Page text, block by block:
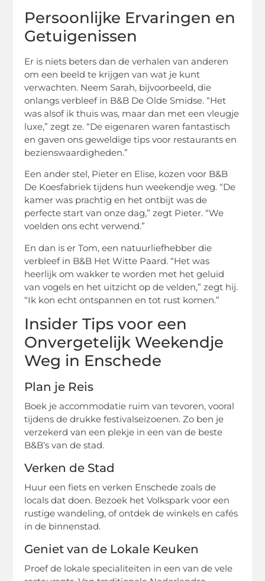
Persoonlijke Ervaringen en
Getuigenissen
Er is niets beters dan de verhalen van anderen
om een beeld te krijgen van wat je kunt
verwachten. Neem Sarah, bijvoorbeeld, die
onlangs verbleef in B&B De Olde Smidse. “Het
was alsof ik thuis was, maar dan met een vleugje
luxe,” zegt ze. “De eigenaren waren fantastisch
en gaven ons geweldige tips voor restaurants en
bezienswaardigheden.”
Een ander stel, Pieter en Elise, kozen voor B&B
De Koesfabriek tijdens hun weekendje weg. “De
kamer was prachtig en het ontbijt was de
perfecte start van onze dag,” zegt Pieter. “We
voelden ons echt verwend.”
En dan is er Tom, een natuurliefhebber die
verbleef in B&B Het Witte Paard. “Het was
heerlijk om wakker te worden met het geluid
van vogels en het uitzicht op de velden,” zegt hij.
“Ik kon echt ontspannen en tot rust komen.”
Insider Tips voor een
Onvergetelijk Weekendje
Weg in Enschede
Plan je Reis
Boek je accommodatie ruim van tevoren, vooral
tijdens de drukke festivalseizoenen. Zo ben je
verzekerd van een plekje in een van de beste
B&B’s van de stad.
Verken de Stad
Huur een fiets en verken Enschede zoals de
locals dat doen. Bezoek het Volkspark voor een
rustige wandeling, of ontdek de winkels en cafés
in de binnenstad.
Geniet van de Lokale Keuken
Proef de lokale specialiteiten in een van de vele